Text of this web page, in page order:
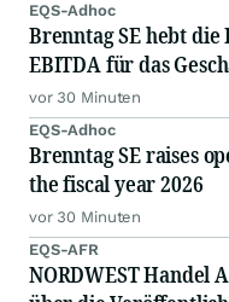
EQS-Adhoc
Brenntag SE hebt
EBITDA für das
vor 30 Minuten
EQS-Adhoc
Brenntag SE raises
the fiscal year 2026
vor 30 Minuten
EQS-AFR
NORDWEST Handel